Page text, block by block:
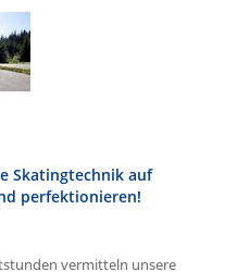
Skatingtechnik auf
perfektionieren!
vermitteln unsere